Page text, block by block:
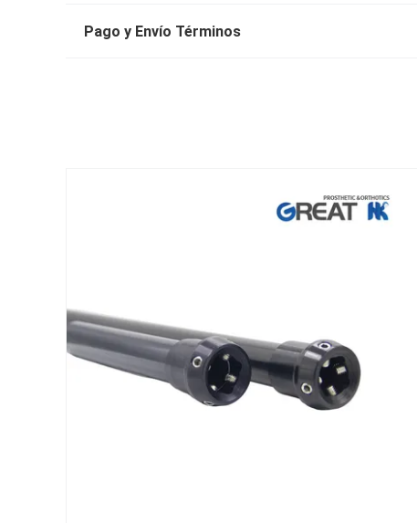
Pago y Envío Términos